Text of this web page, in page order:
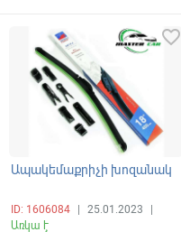
Ապակեմաքրիչի խոզանակ
ID: 1606084 25.01.2023
Առկա է
favorite_border